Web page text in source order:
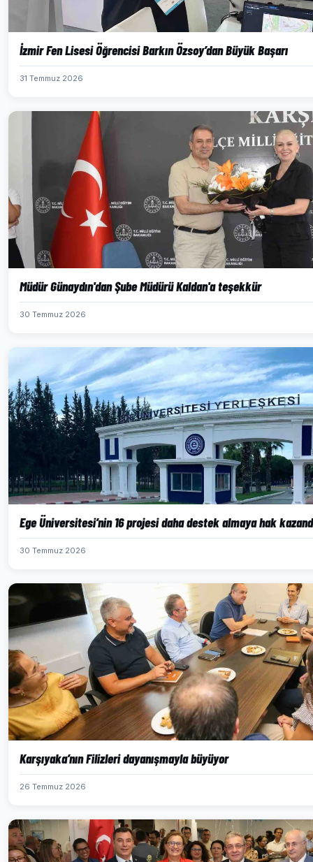
İzmir Fen Lisesi Öğrencisi Barkın Özsoy’dan Büyük Başarı
31 Temmuz 2026
Müdür Günaydın'dan Şube Müdürü Kaldan'a teşekkür
30 Temmuz 2026
Ege Üniversitesi’nin 16 projesi daha destek almaya hak
30 Temmuz 2026
Karşıyaka’nın Filizleri dayanışmayla büyüyor
26 Temmuz 2026